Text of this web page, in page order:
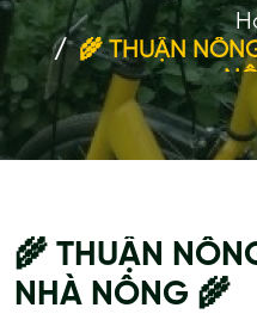
THUẬN
🌾 THUẬN
🌾 THUẬN
NHÀ NÔNG 🌾